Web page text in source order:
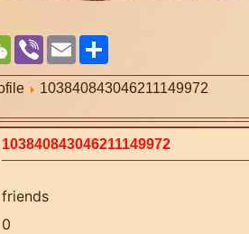
WeChatViber Email
103840843046211149972
103840843046211149972
friends
0